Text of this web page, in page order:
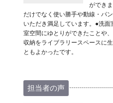
ができ
だけでなく使い勝手や動線・パ
いただき満足しています。●洗
室空間にゆとりができたことや
収納をライブラリースペースに
ともよかったです。
担当者の声